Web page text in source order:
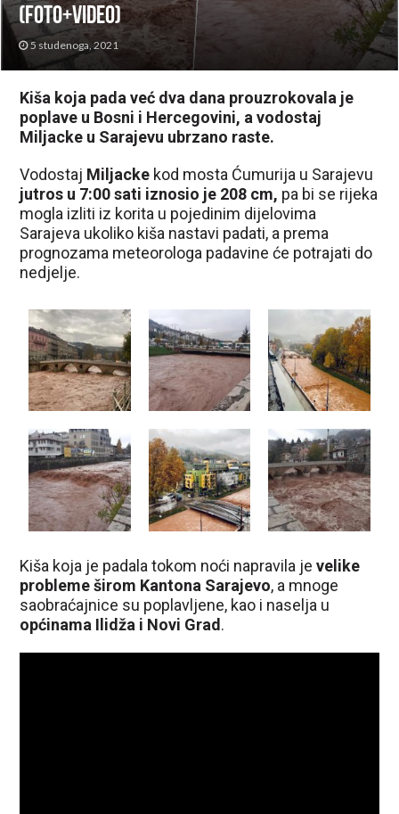
(FOTO+VIDEO)
5 studenoga, 2021
Kiša koja pada već dva dana prouzrokovala je
poplave u Bosni i Hercegovini, a vodostaj
Miljacke u Sarajevu ubrzano raste.
Vodostaj Miljacke kod mosta Ćumurija u Sarajevu
jutros u 7:00 sati iznosio je 208 cm, pa bi se rijeka
mogla izliti iz korita u pojedinim dijelovima
Sarajeva ukoliko kiša nastavi padati, a prema
prognozama meteorologa padavine će potrajati do
nedjelje.
Kiša koja je padala tokom noći napravila jevelike
probleme širom Kantona Sarajevo, a mnoge
saobraćajnice su poplavljene, kao i naselja u
općinama Ilidža i Novi Grad.